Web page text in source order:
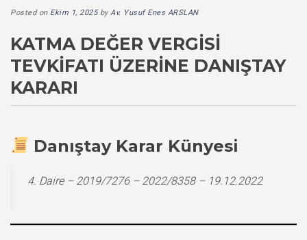
Posted on Ekim 1, 2025byAv. Yusuf Enes ARSLAN
KATMA DEĞER VERGISI
TEVKIFATI ÜZERINE DANIŞTAY
KARARI
Danıştay Karar Künyesi
4. Daire – 2019/7276 – 2022/8358 – 19.12.2022